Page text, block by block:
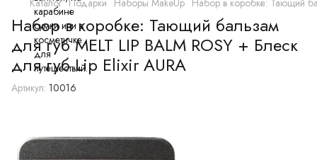
Каталог Подарки Наборы MakeUp Набор в коробке: Тающий
Набор в коробке: Тающий бальзам
для губ MELT LIP BALM ROSY + Блеск
для губ Lip Elixir AURA
Артикул: 10016